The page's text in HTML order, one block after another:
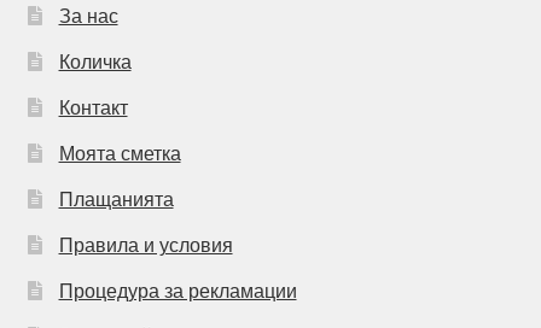
За нас
Количка
Контакт
Моята сметка
Плащанията
Правила и условия
Процедура за рекламации